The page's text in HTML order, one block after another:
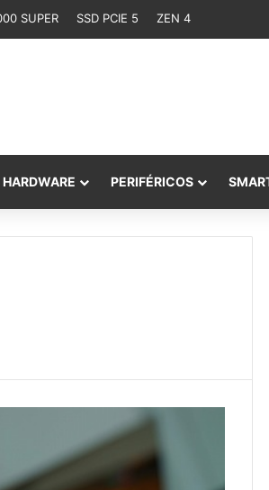
SUPER SSD PCIE 5 ZEN 4
HARDWARE PERIFÉRICOS